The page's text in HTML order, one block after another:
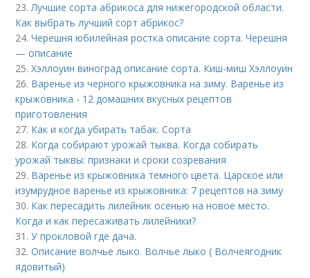
23.Лучшие сорта абрикоса для нижегородской области.
Как выбрать лучший сорт абрикос?
24.Черешня юбилейная ростка описание сорта. Черешня
— описание
25.Хэллоуин виноград описание сорта. Киш-миш Хэллоуин
26. Варенье из черного крыжовника на зиму. Варенье из
крыжовника - 12 домашних вкусных рецептов
приготовления
27. Как и когда убирать табак. Сорта
28. Когда собирают урожай тыква. Когда собирать
урожай тыквы: признаки и сроки созревания
29. Варенье из крыжовника темного цвета. Царское или
изумрудное варенье из крыжовника: 7 рецептов на зиму
30. Как пересадить лилейник осенью на новое место.
Когда и как пересаживать лилейники?
31.У прокловой где дача.
32.Описание волчье лыко. Волчье лыко ( Волчеягодник
ядовитый)